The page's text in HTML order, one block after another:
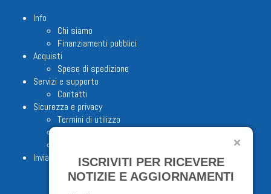
Info
Chi siamo
Finanziamenti pubblici
Acquisti
Spese di spedizione
Servizi e supporto
Contatti
Sicurezza e privacy
Termini di utilizzo
Invia proposta editorialeISCRIVITI PER RICEVERE
NOTIZIE E AGGIORNAMENTI